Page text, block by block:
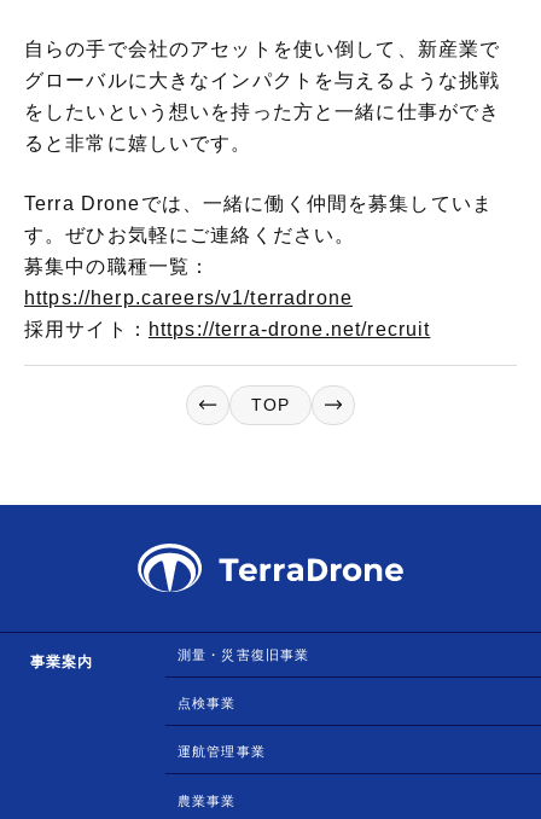
自らの手で会社のアセットを使い倒して、新産業で
グローバルに大きなインパクトを与えるような挑戦
をしたいという想いを持った方と一緒に仕事ができ
ると非常に嬉しいです。
Terra Droneでは、一緒に働く仲間を募集していま
す。ぜひお気軽にご連絡ください。
募集中の職種一覧：
https://herp.careers/v1/terradrone
採用サイト： https://terra-drone.net/recruit
TOP
事業案内 測量・災害復旧事業
点検事業
運航管理事業
農業事業